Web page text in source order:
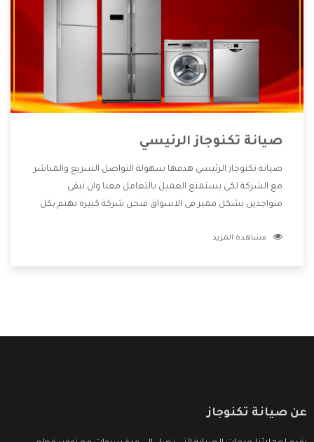
صيانة تكنوجاز الرئيسي
صيانة تكنوجاز الرئيسي هدفها سهولة التواصل السريع والمباشر
مع الشركة لكى يستمتع العميل بالتعامل معنا وان نبقى
متواجدين بشكل مميز فى الاسواق فنحن شركة كبيرة نهتم بكل
الشركة بها والتى تكون منها خدمة الصيانة التى تكون من أهم
مشاهدة المزيد
عن صيانة تكنوجاز